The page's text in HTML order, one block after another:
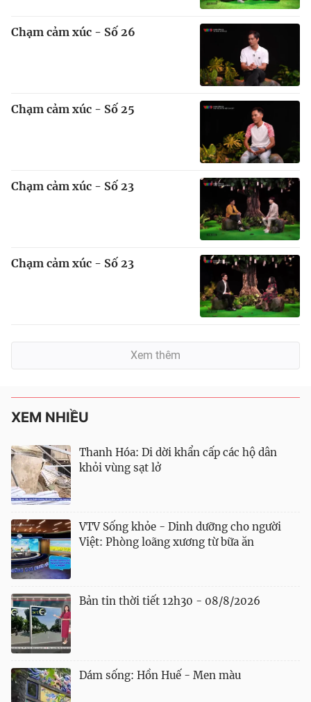
Chạm cảm xúc - Số 26
Chạm cảm xúc - Số 25
Chạm cảm xúc - Số 23
Chạm cảm xúc - Số 23
Xem thêm
XEM NHIỀU
Thanh Hóa: Di dời khẩn cấp các hộ dân
khỏi vùng sạt lở
VTV Sống khỏe - Dinh dưỡng cho người
Việt: Phòng loãng xương từ bữa ăn
Bản tin thời tiết 12h30 - 08/8/2026
Dám sống: Hồn Huế - Men màu